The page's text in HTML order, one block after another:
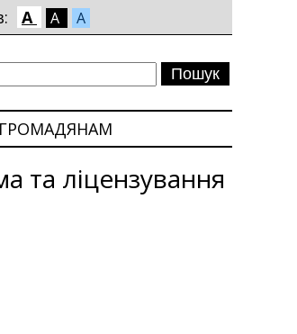
A A A
ГРОМАДЯНАМ
та ліцензування